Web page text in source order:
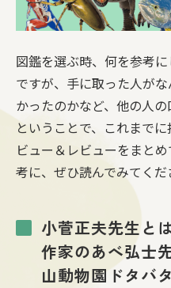
図鑑を選ぶ時、何を参考
ですが、手に取った人が
かったのかなど、他の人
ということで、これまで
ビュー＆レビューをまと
考に、ぜひ読んでみてく
小菅正夫先生と
作家のあべ弘士
山動物園ドタバ